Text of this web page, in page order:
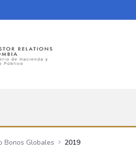
Bonos Globales 2019